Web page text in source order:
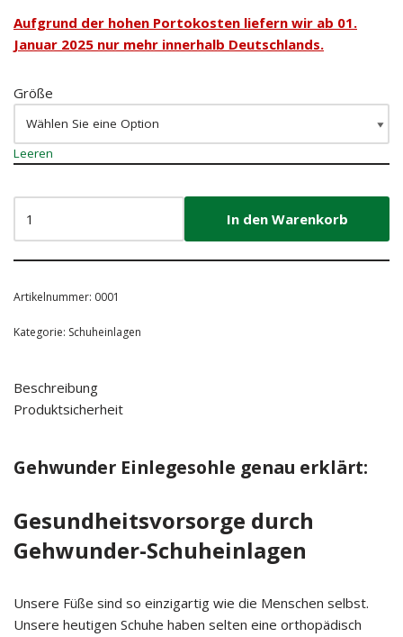
Aufgrund der hohen Portokosten liefern wir ab 01.
Januar 2025 nur mehr innerhalb Deutschlands.
Größe
Leeren
In den Warenkorb
Artikelnummer: 0001
Kategorie: Schuheinlagen
Beschreibung
Produktsicherheit
Gehwunder Einlegesohle genau erklärt:
Gesundheitsvorsorge durch
Gehwunder-Schuheinlagen
Unsere Füße sind so einzigartig wie die Menschen selbst.
Unsere heutigen Schuhe haben selten eine orthopädisch